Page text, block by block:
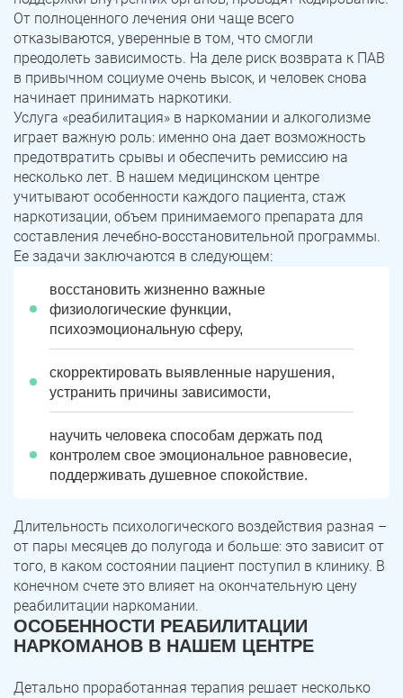
От полноценного лечения они чаще всего
отказываются, уверенные в том, что смогли
преодолеть зависимость. На деле риск возврата к ПАВ
в привычном социуме очень высок, и человек снова
начинает принимать наркотики.
Услуга «реабилитация» в наркомании и алкоголизме
играет важную роль: именно она дает возможность
предотвратить срывы и обеспечить ремиссию на
несколько лет. В нашем медицинском центре
учитывают особенности каждого пациента, стаж
наркотизации, объем принимаемого препарата для
составления лечебно-восстановительной программы.
Ее задачи заключаются в следующем:
восстановить жизненно важные
физиологические функции,
психоэмоциональную сферу,
скорректировать выявленные нарушения,
устранить причины зависимости,
научить человека способам держать под
контролем свое эмоциональное равновесие,
поддерживать душевное спокойствие.
Длительность психологического воздействия разная –
от пары месяцев до полугода и больше: это зависит от
того, в каком состоянии пациент поступил в клинику. В
конечном счете это влияет на окончательную цену
реабилитации наркомании.
ОСОБЕННОСТИ РЕАБИЛИТАЦИИ
НАРКОМАНОВ В НАШЕМ ЦЕНТРЕ
Детально проработанная терапия решает несколько